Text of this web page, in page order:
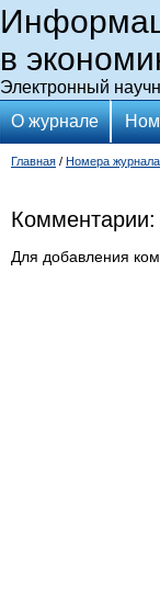
в
Электронный
О журнале
Главная / Номера журнала
Комментарии:
Для добавления